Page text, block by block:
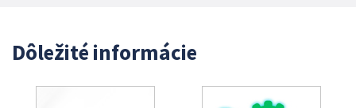
Dôležité informácie